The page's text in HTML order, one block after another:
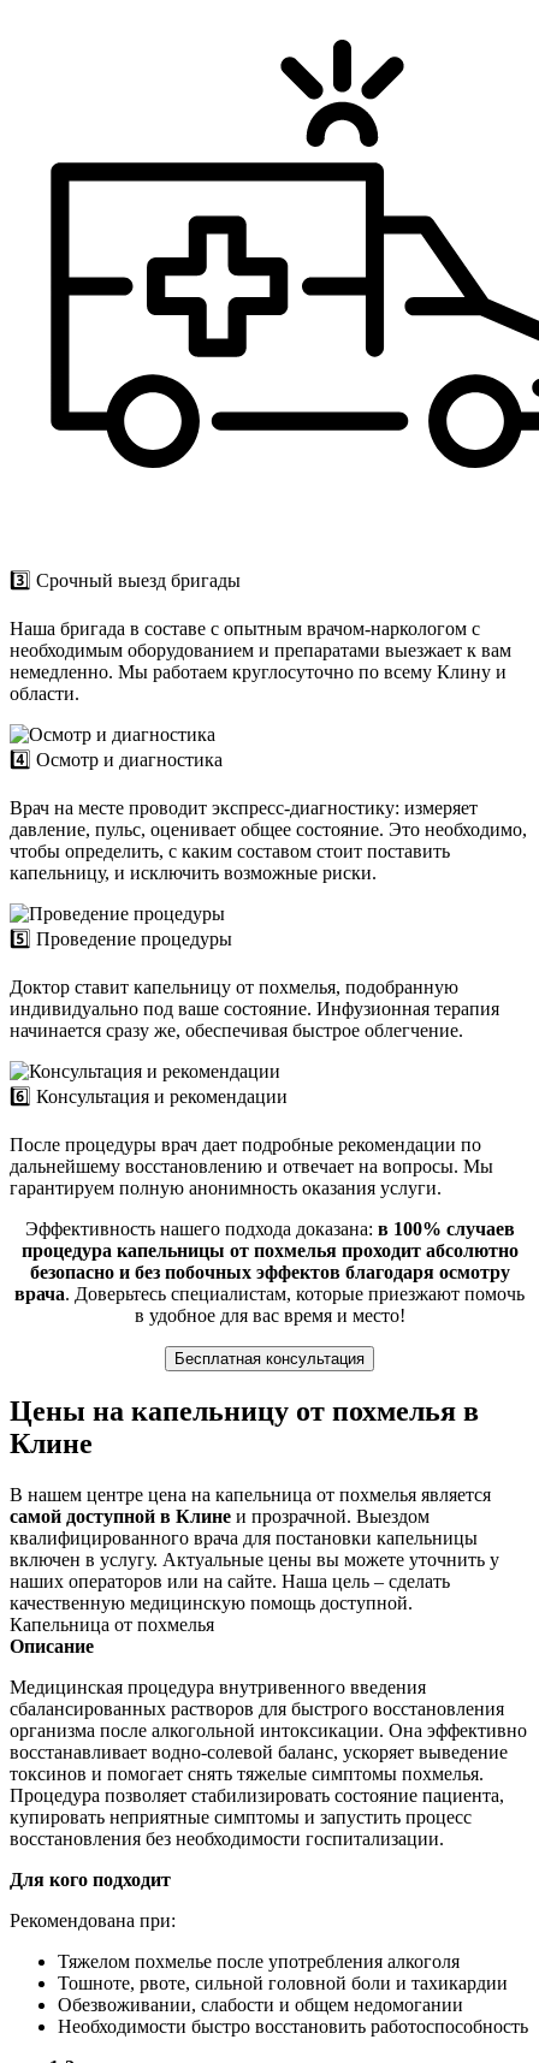
3️⃣ Срочный выезд бригады
Наша бригада в составе с опытным врачом-наркологом с
необходимым оборудованием и препаратами выезжает к вам
немедленно. Мы работаем круглосуточно по всему Клину и
области.
4️⃣ Осмотр и диагностика
Врач на месте проводит экспресс-диагностику: измеряет
давление, пульс, оценивает общее состояние. Это необходимо,
чтобы определить, с каким составом стоит поставить
капельницу, и исключить возможные риски.
5️⃣ Проведение процедуры
Доктор ставит капельницу от похмелья, подобранную
индивидуально под ваше состояние. Инфузионная терапия
начинается сразу же, обеспечивая быстрое облегчение.
6️⃣ Консультация и рекомендации
После процедуры врач дает подробные рекомендации по
дальнейшему восстановлению и отвечает на вопросы. Мы
гарантируем полную анонимность оказания услуги.
Эффективность нашего подхода доказана: в 100% случаев
процедура капельницы от похмелья проходит абсолютно
безопасно и без побочных эффектов благодаря осмотру
врача. Доверьтесь специалистам, которые приезжают помочь
в удобное для вас время и место!
Бесплатная консультация
Цены на капельницу от похмелья в
Клине
В нашем центре цена на капельница от похмелья является
самой доступной в Клине и прозрачной. Выездом
квалифицированного врача для постановки капельницы
включен в услугу. Актуальные цены вы можете уточнить у
наших операторов или на сайте. Наша цель – сделать
качественную медицинскую помощь доступной.
Капельница от похмелья
Описание
Медицинская процедура внутривенного введения
сбалансированных растворов для быстрого восстановления
организма после алкогольной интоксикации. Она эффективно
восстанавливает водно-солевой баланс, ускоряет выведение
токсинов и помогает снять тяжелые симптомы похмелья.
Процедура позволяет стабилизировать состояние пациента,
купировать неприятные симптомы и запустить процесс
восстановления без необходимости госпитализации.
Для кого подходит
Рекомендована при:
Тяжелом похмелье после употребления алкоголя
Тошноте, рвоте, сильной головной боли и тахикардии
Обезвоживании, слабости и общем недомогании
Необходимости быстро восстановить работоспособность